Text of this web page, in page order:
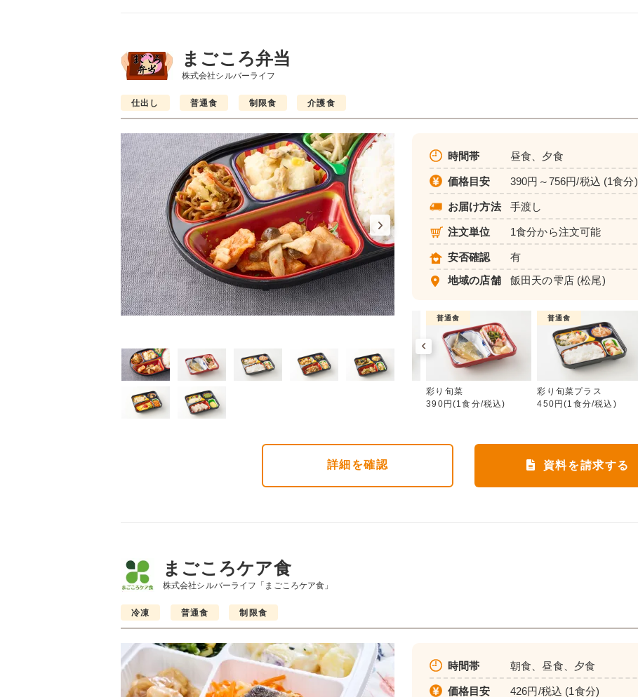
まごころ弁当
株式会社シルバーライフ
仕出し 普通食 制限食 介護食
彩り旬菜
時間帯 昼食、夕食
価格目安 390円～756円/税込 (1食分)
お届け方法 手渡し
注文単位 1食分から注文可能
安否確認
有
地域の店舗
飯田天の雫店(松尾)
制限食
糖質カロリー調整食
648円(1食分/税込)
制限食
たんぱく調整食
756円(1食分/税込)
介護食 普通食
彩り旬菜
390円(1食分/税込)
普通食
彩り旬菜プラス
450円(1食分/税込)
詳細 を確認 資料を請求する
まごころケア食
株式会社シルバーライフ「まごころケア食」
冷凍 普通食 制限食
時間帯 朝食、昼食、夕食
価格目安 426円/税込 (1食分)